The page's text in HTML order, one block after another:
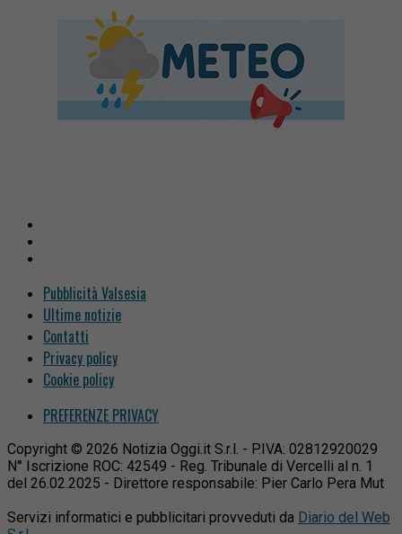
Pubblicità Valsesia
Ultime notizie
Contatti
Privacy policy
Cookie policy
PREFERENZE PRIVACY
Copyright © 2026 Notizia Oggi.it S.r.l. - P.IVA: 02812920029
N° Iscrizione ROC: 42549 - Reg. Tribunale di Vercelli al n. 1
del 26.02.2025 - Direttore responsabile: Pier Carlo Pera Mut
Servizi informatici e pubblicitari provveduti da Diario del Web